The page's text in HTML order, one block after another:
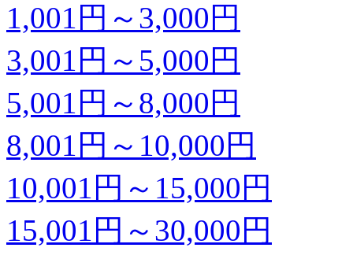
1,001円～3,000円
3,001円～5,000円
5,001円～8,000円
8,001円～10,000円
10,001円～15,000円
15,001円～30,000円